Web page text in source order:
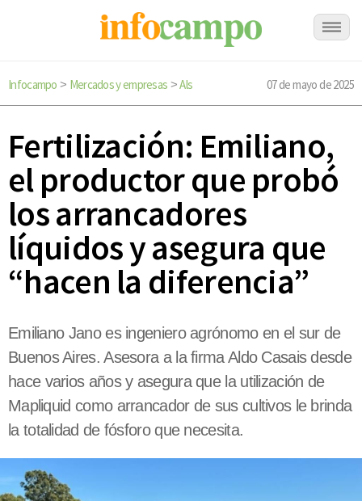
Infocampo > Mercados y empresas >Als 07 de mayo de 2025
Fertilización: Emiliano,
el productor que probó
los arrancadores
líquidos y asegura que
“hacen la diferencia”
Emiliano Jano es ingeniero agrónomo en el sur de
Buenos Aires. Asesora a la firma Aldo Casais desde
hace varios años y asegura que la utilización de
Mapliquid como arrancador de sus cultivos le brinda
la totalidad de fósforo que necesita.